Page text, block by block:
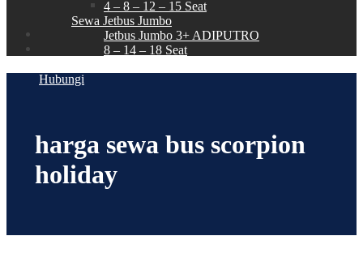
4 – 8 – 12 – 15 Seat
Sewa Jetbus Jumbo
Jetbus Jumbo 3+ ADIPUTRO
8 – 14 – 18 Seat
Hubungi
harga sewa bus scorpion
holiday